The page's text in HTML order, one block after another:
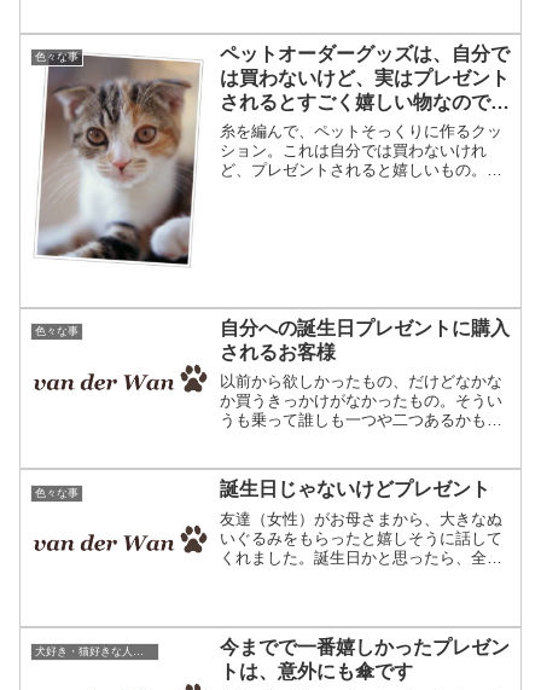
色々な事
ペットオーダーグッズは、自分で
は買わないけど、実はプレゼント
されるとすごく嬉しい物なので
す。
糸を編んで、ペットそっくりに作るクッ
ション。これは自分では買わないけれ
ど、プレゼントされると嬉しいもの。例
色々な事
自分への誕生日プレゼントに購入
されるお客様
以前から欲しかったもの、だけどなかな
か買うきっかけがなかったもの。そうい
うも乗って誰しも一つや二つあるかもし
客様のお話をさせて頂きます。きっかけ
は自分への誕生日プレ...
色々な事 誕生日じゃないけどプレゼント
友達（女性）がお母さまから、大きなぬ
いぐるみをもらったと嬉しそうに話して
くれました。誕生日かと思ったら、全く
ります。友人というのか、...
今までで一番嬉しかったプレゼン
トは、意外にも傘です